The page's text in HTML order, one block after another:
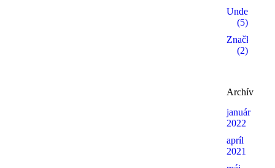
(5)
Značky
(2)
Archív
január
2022
apríl
2021